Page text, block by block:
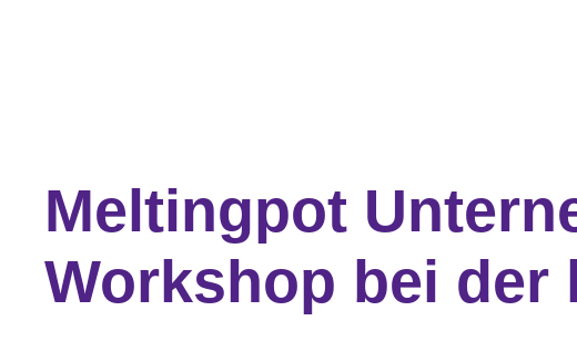
Meltingpot
Workshop bei